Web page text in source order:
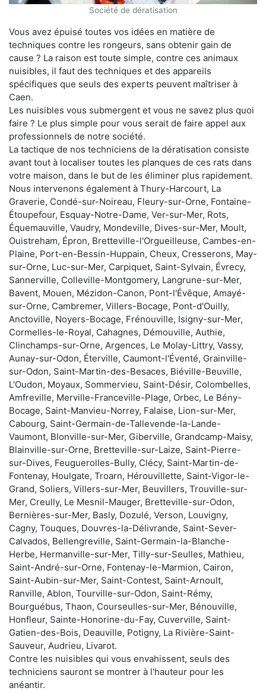
Société de dératisation
Vous avez épuisé toutes vos idées en matière de
techniques contre les rongeurs, sans obtenir gain de
cause ? La raison est toute simple, contre ces animaux
nuisibles, il faut des techniques et des appareils
spécifiques que seuls des experts peuvent maîtriser à
Caen.
Les nuisibles vous submergent et vous ne savez plus quoi
faire ? Le plus simple pour vous serait de faire appel aux
professionnels de notre société.
La tactique de nos techniciens de la dératisation consiste
avant tout à localiser toutes les planques de ces rats dans
votre maison, dans le but de les éliminer plus rapidement.
Nous intervenons également à Thury-Harcourt, La
Graverie, Condé-sur-Noireau, Fleury-sur-Orne, Fontaine-
Étoupefour, Esquay-Notre-Dame, Ver-sur-Mer, Rots,
Équemauville, Vaudry, Mondeville, Dives-sur-Mer, Moult,
Ouistreham, Épron, Bretteville-l'Orgueilleuse, Cambes-en-
Plaine, Port-en-Bessin-Huppain, Cheux, Cresserons, May-
sur-Orne, Luc-sur-Mer, Carpiquet, Saint-Sylvain, Évrecy,
Sannerville, Colleville-Montgomery, Langrune-sur-Mer,
Bavent, Mouen, Mézidon-Canon, Pont-l'Évêque, Amayé-
sur-Orne, Cambremer, Villers-Bocage, Pont-d'Ouilly,
Anctoville, Noyers-Bocage, Frénouville, Isigny-sur-Mer,
Cormelles-le-Royal, Cahagnes, Démouville, Authie,
Clinchamps-sur-Orne, Argences, Le Molay-Littry, Vassy,
Aunay-sur-Odon, Éterville, Caumont-l'Éventé, Grainville-
sur-Odon, Saint-Martin-des-Besaces, Biéville-Beuville,
L'Oudon, Moyaux, Sommervieu, Saint-Désir, Colombelles,
Amfreville, Merville-Franceville-Plage, Orbec, Le Bény-
Bocage, Saint-Manvieu-Norrey, Falaise, Lion-sur-Mer,
Cabourg, Saint-Germain-de-Tallevende-la-Lande-
Vaumont, Blonville-sur-Mer, Giberville, Grandcamp-Maisy,
Blainville-sur-Orne, Bretteville-sur-Laize, Saint-Pierre-
sur-Dives, Feuguerolles-Bully, Clécy, Saint-Martin-de-
Fontenay, Houlgate, Troarn, Hérouvillette, Saint-Vigor-le-
Grand, Soliers, Villers-sur-Mer, Beuvillers, Trouville-sur-
Mer, Creully, Le Mesnil-Mauger, Bretteville-sur-Odon,
Bernières-sur-Mer, Basly, Dozulé, Verson, Louvigny,
Cagny, Touques, Douvres-la-Délivrande, Saint-Sever-
Calvados, Bellengreville, Saint-Germain-la-Blanche-
Herbe, Hermanville-sur-Mer, Tilly-sur-Seulles, Mathieu,
Saint-André-sur-Orne, Fontenay-le-Marmion, Cairon,
Saint-Aubin-sur-Mer, Saint-Contest, Saint-Arnoult,
Ranville, Ablon, Tourville-sur-Odon, Saint-Rémy,
Bourguébus, Thaon, Courseulles-sur-Mer, Bénouville,
Honfleur, Sainte-Honorine-du-Fay, Cuverville, Saint-
Gatien-des-Bois, Deauville, Potigny, La Rivière-Saint-
Sauveur, Audrieu, Livarot.
Contre les nuisibles qui vous envahissent, seuls des
techniciens sauront se montrer à l'hauteur pour les
anéantir.